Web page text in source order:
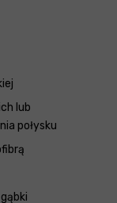
lub
połysku